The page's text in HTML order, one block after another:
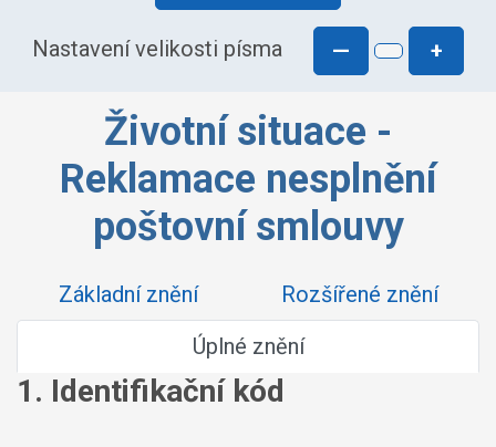
Nastavení velikosti písma — +
Životní situace -
Reklamace nesplnění
poštovní smlouvy
Základní znění
Rozšířené znění
Úplné znění
1. Identifikační kód